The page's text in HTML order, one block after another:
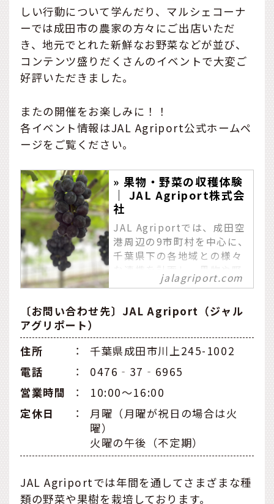
しい行動について学んだり、マルシェコーナ
ーでは成田市の農家の方々にご出店いただ
き、地元でとれた新鮮なお野菜などが並び、
コンテンツ盛りだくさんのイベントで大変ご
好評いただきました。
またの開催をお楽しみに！！
各イベント情報はJAL Agriport公式ホームペ
ージをご覧ください。
» 果物・野菜の収穫体験
｜ JAL Agriport株式会
社
JAL Agriportでは、成田空
港周辺の9市町村を中心に、
千葉県下の各地域との様々
な連携を計画し、果物や野
菜を年中収穫できる農園。
樹・野菜のほか、周辺地域
したメニューをご提供致し
ます。
jalagriport.com
〔お問い合わせ先〕JAL Agriport（ジャル
アグリポート）
住所
：
千葉県成田市川上245-1002
電話
：
0476‐37‐6965
営業時間
：
10:00～16:00
定休日
：
月曜（月曜が祝日の場合は火
曜）
火曜の午後（不定期）
JAL Agriportでは年間を通してさまざまな種
類の野菜や果樹を栽培しております。